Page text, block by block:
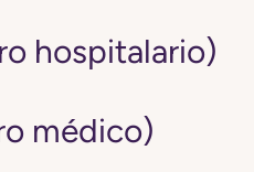
hospitalario)
médico)